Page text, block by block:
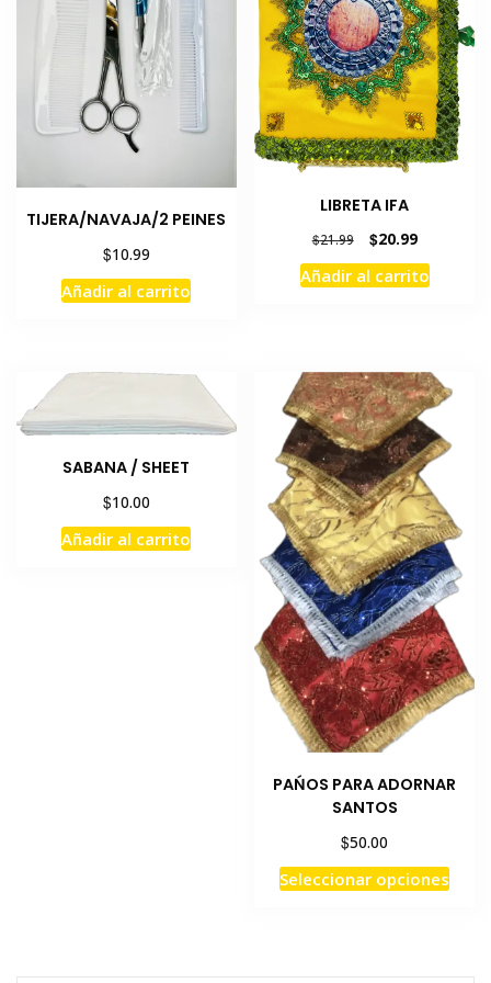
en
la
de
TIJERA/NAVAJA/2 PEINES
$10.99
Añadir al carrito
LIBRETA IFA
$21.99
precio
original
$20.99El
precio
actual
Añadir al carrito
SABANA / SHEET
$10.00
Añadir al carrito
PAŃOS PARA ADORNAR
SANTOS
$50.00
Seleccionar opcionesEste